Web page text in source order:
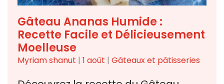
Gâteau Ananas Humide :
Recette Facile et Délicieusement
Moelleuse
Myriam shanut | 1 août | Gâteaux et pâtisseries